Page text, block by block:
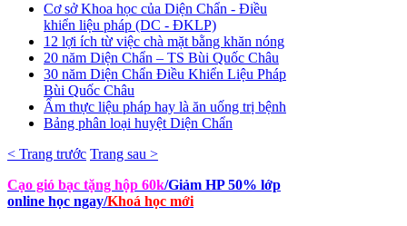
Cơ sở Khoa học của Diện Chẩn - Điều
khiển liệu pháp (DC - ĐKLP)
12 lợi ích từ việc chà mặt bằng khăn nóng
20 năm Diện Chẩn – TS Bùi Quốc Châu
30 năm Diện Chẩn Điều Khiển Liệu Pháp
Bùi Quốc Châu
Ẩm thực liệu pháp hay là ăn uống trị bệnh
Bảng phân loại huyệt Diện Chẩn
< Trang trước Trang sau >
Cạo gió bạc tặng hộp 60k/Giảm HP 50% lớp
online học ngay/Khoá học mới